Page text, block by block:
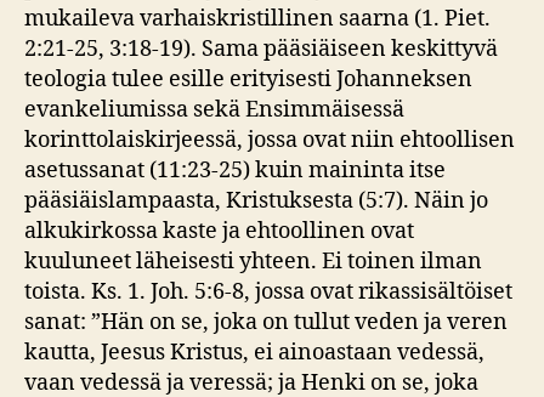
mukaileva varhaiskristillinen saarna (1. Piet.
2:21-25, 3:18-19). Sama pääsiäiseen keskittyvä
teologia tulee esille erityisesti Johanneksen
evankeliumissa sekä Ensimmäisessä
korinttolaiskirjeessä, jossa ovat niin ehtoollisen
asetussanat (11:23-25) kuin maininta itse
pääsiäislampaasta, Kristuksesta (5:7). Näin jo
alkukirkossa kaste ja ehtoollinen ovat
kuuluneet läheisesti yhteen. Ei toinen ilman
toista. Ks. 1. Joh. 5:6-8, jossa ovat rikassisältöiset
sanat: ”Hän on se, joka on tullut veden ja veren
kautta, Jeesus Kristus, ei ainoastaan vedessä,
vaan vedessä ja veressä; ja Henki on se, joka